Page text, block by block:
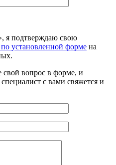
я подтверждаю свою
по установленной форме на
вопрос в форме, и
с вами свяжется и